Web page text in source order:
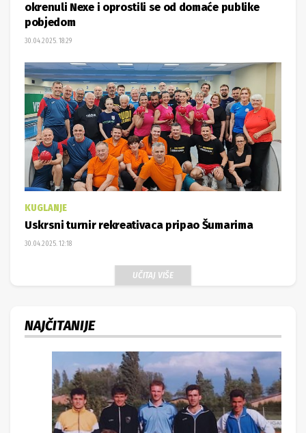
okrenuli Nexe i oprostili se od domaće publike
pobjedom
30.04.2025. 18:29
KUGLANJE
Uskrsni turnir rekreativaca pripao Šumarima
30.04.2025. 12:18
UČITAJ VIŠE
NAJČITANIJE